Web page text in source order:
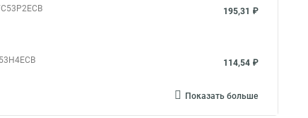
195,31 ₽
114,54 ₽
Показать больше